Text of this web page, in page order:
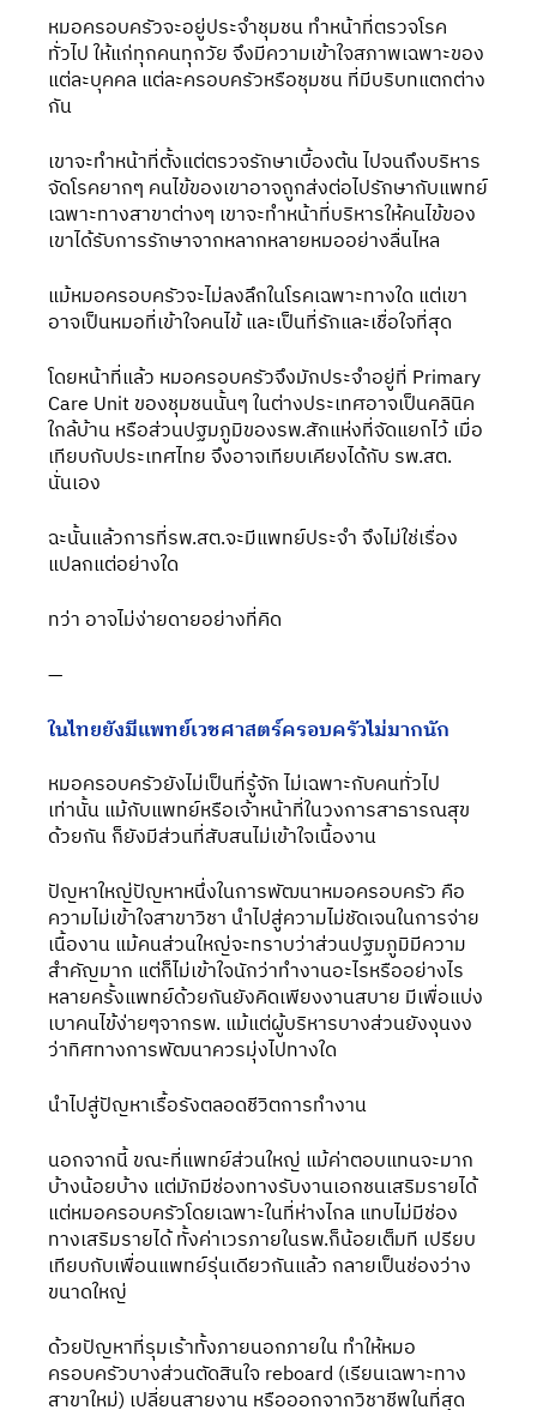
หมอครอบครัวจะอยู่ประจำชุมชน ทำหน้าที่ตรวจโรค
ทั่วไป ให้แก่ทุกคนทุกวัย จึงมีความเข้าใจสภาพเฉพาะของ
แต่ละบุคคล แต่ละครอบครัวหรือชุมชน ที่มีบริบทแตกต่าง
กัน
เขาจะทำหน้าที่ตั้งแต่ตรวจรักษาเบื้องต้น ไปจนถึงบริหาร
จัดโรคยากๆ คนไข้ของเขาอาจถูกส่งต่อไปรักษากับแพทย์
เฉพาะทางสาขาต่างๆ เขาจะทำหน้าที่บริหารให้คนไข้ของ
เขาได้รับการรักษาจากหลากหลายหมออย่างลื่นไหล
แม้หมอครอบครัวจะไม่ลงลึกในโรคเฉพาะทางใด แต่เขา
อาจเป็นหมอที่เข้าใจคนไข้ และเป็นที่รักและเชื่อใจที่สุด
โดยหน้าที่แล้ว หมอครอบครัวจึงมักประจำอยู่ที่ Primary
Care Unit ของชุมชนนั้นๆ ในต่างประเทศอาจเป็นคลินิค
ใกล้บ้าน หรือส่วนปฐมภูมิของรพ.สักแห่งที่จัดแยกไว้ เมื่อ
เทียบกับประเทศไทย จึงอาจเทียบเคียงได้กับ รพ.สต.
นั่นเอง
ฉะนั้นแล้วการที่รพ.สต.จะมีแพทย์ประจำ จึงไม่ใช่เรื่อง
แปลกแต่อย่างใด
ทว่า อาจไม่ง่ายดายอย่างที่คิด
—
ในไทยยังมีแพทย์เวชศาสตร์ครอบครัวไม่มากนัก
หมอครอบครัวยังไม่เป็นที่รู้จัก ไม่เฉพาะกับคนทั่วไป
เท่านั้น แม้กับแพทย์หรือเจ้าหน้าที่ในวงการสาธารณสุข
ด้วยกัน ก็ยังมีส่วนที่สับสนไม่เข้าใจเนื้องาน
ปัญหาใหญ่ปัญหาหนึ่งในการพัฒนาหมอครอบครัว คือ
ความไม่เข้าใจสาขาวิชา นำไปสู่ความไม่ชัดเจนในการจ่าย
เนื้องาน แม้คนส่วนใหญ่จะทราบว่าส่วนปฐมภูมิมีความ
สำคัญมาก แต่ก็ไม่เข้าใจนักว่าทำงานอะไรหรืออย่างไร
หลายครั้งแพทย์ด้วยกันยังคิดเพียงงานสบาย มีเพื่อแบ่ง
เบาคนไข้ง่ายๆจากรพ. แม้แต่ผู้บริหารบางส่วนยังงุนงง
ว่าทิศทางการพัฒนาควรมุ่งไปทางใด
นำไปสู่ปัญหาเรื้อรังตลอดชีวิตการทำงาน
นอกจากนี้ ขณะที่แพทย์ส่วนใหญ่ แม้ค่าตอบแทนจะมาก
บ้างน้อยบ้าง แต่มักมีช่องทางรับงานเอกชนเสริมรายได้
แต่หมอครอบครัวโดยเฉพาะในที่ห่างไกล แทบไม่มีช่อง
ทางเสริมรายได้ ทั้งค่าเวรภายในรพ.ก็น้อยเต็มที เปรียบ
เทียบกับเพื่อนแพทย์รุ่นเดียวกันแล้ว กลายเป็นช่องว่าง
ขนาดใหญ่
ด้วยปัญหาที่รุมเร้าทั้งภายนอกภายใน ทำให้หมอ
ครอบครัวบางส่วนตัดสินใจ reboard (เรียนเฉพาะทาง
สาขาใหม่) เปลี่ยนสายงาน หรือออกจากวิชาชีพในที่สุด